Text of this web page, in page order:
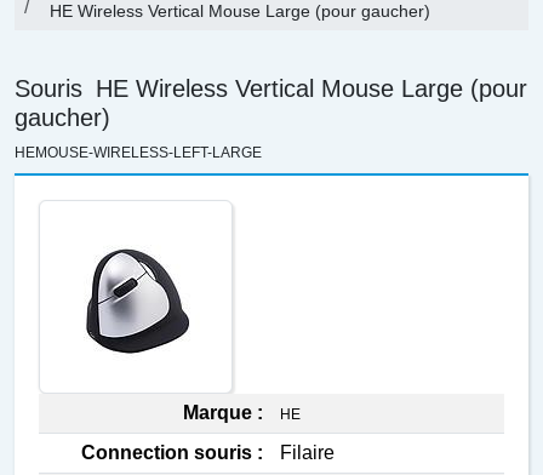
HE Wireless Vertical Mouse Large (pour gaucher)
Souris HE Wireless Vertical Mouse Large (pour
gaucher)
HEMOUSE-WIRELESS-LEFT-LARGE
Marque : HE
Connection souris :
Filaire